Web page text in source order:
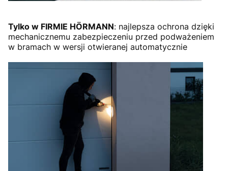
Tylko w FIRMIE HÖRMANN: najlepsza ochrona dzięki
mechanicznemu zabezpieczeniu przed podważeniem
w bramach w wersji otwieranej automatycznie